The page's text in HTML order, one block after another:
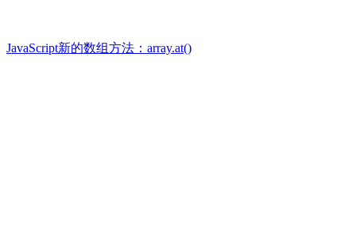
JavaScript新的数组方法：array.at()